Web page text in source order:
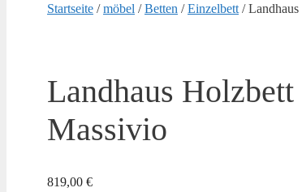
Startseite /möbel /Betten /Einzelbett /
Landhaus
Massivio
819,00 €